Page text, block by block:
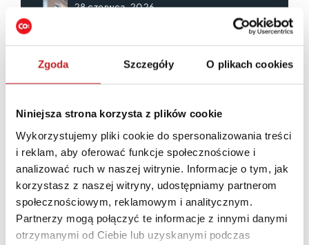
Zgoda Szczegóły O plikach cookies
Niniejsza strona korzysta z plików cookie
Wykorzystujemy pliki cookie do spersonalizowania treści
i reklam, aby oferować funkcje społecznościowe i
analizować ruch w naszej witrynie. Informacje o tym, jak
korzystasz z naszej witryny, udostępniamy partnerom
społecznościowym, reklamowym i analitycznym.
Partnerzy mogą połączyć te informacje z innymi danymi
otrzymanymi od Ciebie lub uzyskanymi podczas
Biuro dla zespołu 2-10 osób. Jak
wybrać przestrzeń, która pozwala
28 czerwca, 2026
Czy
zwiększa
produktywność?
Fakty i
dane